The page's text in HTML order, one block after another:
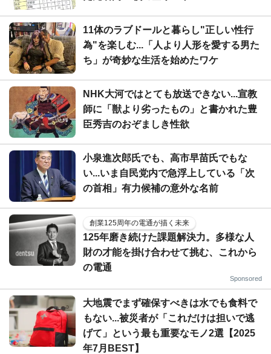
11体のラブドールと暮らし"正しい性行
為"を楽しむ...「人より人形を愛する男た
ち」が奇妙な生活を始めたワケ
NHK大河ではとても放送できない...宣教
師に「獣より劣ったもの」と書かれた豊
臣秀吉のおぞましき性欲
小泉進次郎氏でも、高市早苗氏でもな
い...いま自民党内で急浮上している「次
の首相」有力候補の意外な名前
創業125周年の電通が描く未来
125年磨き続けた課題解決力。多様な人
財の才能を掛け合わせて挑む、これから
の電通
Sponsored
大地震でまず確保すべきは水でも食料で
もない...被災者が「これだけは担いで逃
げて」という最も重要なモノ2選【2025
年7月BEST】